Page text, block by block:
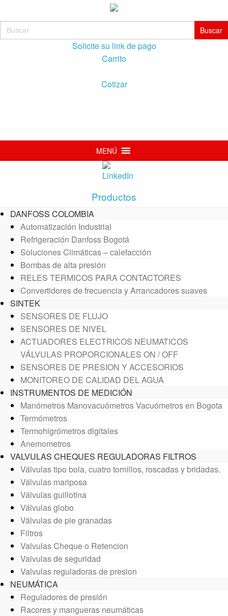
Buscar:
Solicite su link de pago
Carrito
Cotizar
MENÚ
Productos
DANFOSS COLOMBIA
Automatización Industrial
Refrigeración Danfoss Bogotá
Soluciones Climáticas – calefacción
Bombas de alta presión
RELES TERMICOS PARA CONTACTORES
Convertidores de frecuencia y Arrancadores suaves
SINTEK
SENSORES DE FLUJO
SENSORES DE NIVEL
ACTUADORES ELECTRICOS NEUMATICOS
VÁLVULAS PROPORCIONALES ON / OFF
SENSORES DE PRESION Y ACCESORIOS
MONITOREO DE CALIDAD DEL AGUA
INSTRUMENTOS DE MEDICIÓN
Manómetros Manovacuómetros Vacuómetros en Bogota
Termómetros
Termohigrómetros digitales
Anemometros
VALVULAS CHEQUES REGULADORAS FILTROS
Válvulas tipo bola, cuatro tornillos, roscadas y bridadas.
Válvulas mariposa
Válvulas guillotina
Válvulas globo
Válvulas de pie granadas
Filtros
Valvulas Cheque o Retencion
Valvulas de seguridad
Valvulas reguladoras de presion
NEUMÁTICA
Reguladores de presión
Racores y mangueras neumáticas